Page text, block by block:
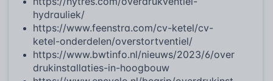
hydrauliek/
https://www.feenstra.com/cv-ketel/cv-
ketel-onderdelen/overstortventiel/
https://www.bwtinfo.nl/nieuws/2023/6/over
drukinstallaties-in-hoogbouw